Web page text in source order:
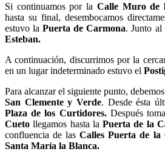
Si continuamos por la Calle Muro de
hasta su final, desembocamos
estuvo laPuerta de Carmona. Junto al
Esteban.
A continuación, discurrimos por la
en un lugar indeterminado estuvo el
Para alcanzar el siguiente punto,
San Clemente y Verde. Desde ésta
Plaza de los Curtidores.Después
Cueto llegamos hasta la Puerta de la
confluencia de las Calles Puerta de
Santa María la Blanca.